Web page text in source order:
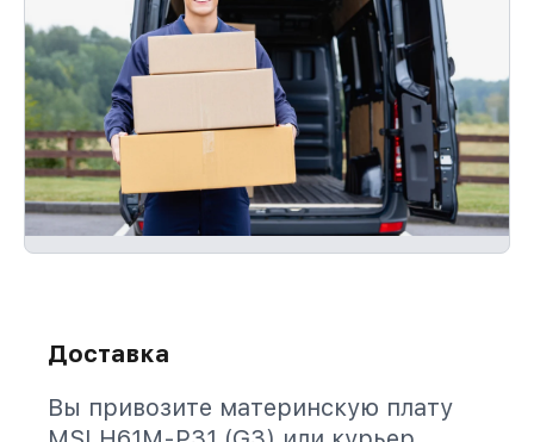
Доставка
Вы привозите материнскую плату